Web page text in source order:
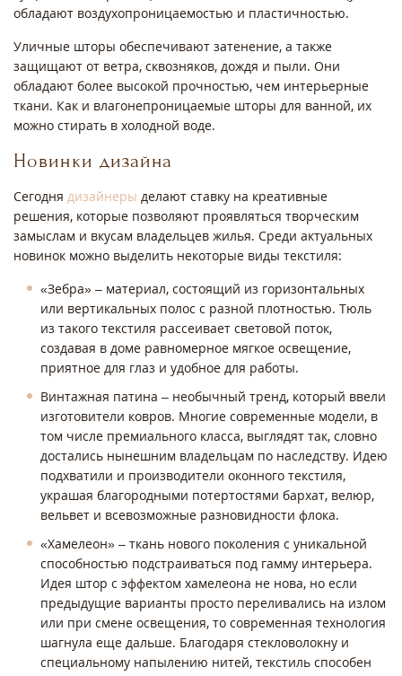
обладают воздухопроницаемостью и пластичностью.
Уличные шторы обеспечивают затенение, а также
защищают от ветра, сквозняков, дождя и пыли. Они
обладают более высокой прочностью, чем интерьерные
ткани. Как и влагонепроницаемые шторы для ванной, их
можно стирать в холодной воде.
Новинки дизайна
Сегодня дизайнеры делают ставку на креативные
решения, которые позволяют проявляться творческим
замыслам и вкусам владельцев жилья. Среди актуальных
новинок можно выделить некоторые виды текстиля:
«Зебра» – материал, состоящий из горизонтальных
или вертикальных полос с разной плотностью. Тюль
из такого текстиля рассеивает световой поток,
создавая в доме равномерное мягкое освещение,
приятное для глаз и удобное для работы.
Винтажная патина – необычный тренд, который ввели
изготовители ковров. Многие современные модели, в
том числе премиального класса, выглядят так, словно
достались нынешним владельцам по наследству. Идею
подхватили и производители оконного текстиля,
украшая благородными потертостями бархат, велюр,
вельвет и всевозможные разновидности флока.
«Хамелеон» – ткань нового поколения с уникальной
способностью подстраиваться под гамму интерьера.
Идея штор с эффектом хамелеона не нова, но если
предыдущие варианты просто переливались на излом
или при смене освещения, то современная технология
шагнула еще дальше. Благодаря стекловолокну и
специальному напылению нитей, текстиль способен